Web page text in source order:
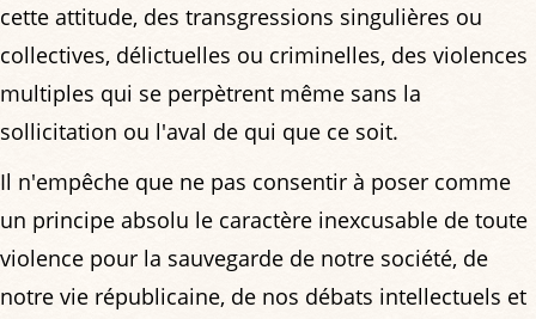
cette attitude, des transgressions singulières ou
collectives, délictuelles ou criminelles, des violences
multiples qui se perpètrent même sans la
sollicitation ou l'aval de qui que ce soit.
Il n'empêche que ne pas consentir à poser comme
un principe absolu le caractère inexcusable de toute
violence pour la sauvegarde de notre société, de
notre vie républicaine, de nos débats intellectuels et